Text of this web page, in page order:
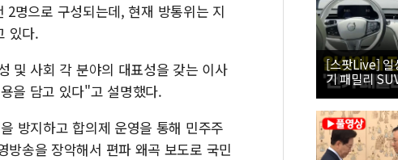
명으로 구성되는데, 현재 방통위는 지
있다.
및 사회 각 분야의 대표성을 갖는 이사
을 담고 있다"고 설명했다.
방지하고 합의제 운영을 통해 민주주
송을 장악해서 편파 왜곡 보도로 국민
[스팟Live] 일
기 패밀리